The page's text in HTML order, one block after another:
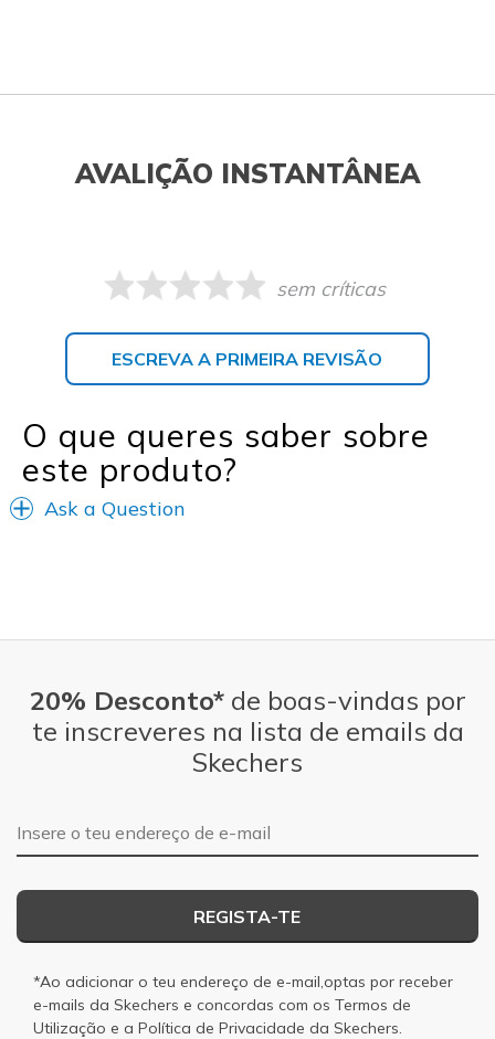
AVALIÇÃO INSTANTÂNEA
sem críticas
ESCREVA A PRIMEIRA REVISÃO
O que queres saber sobre
este produto?
Ask a Question
20% Desconto*de boas-vindas por
te inscreveres na lista de emails da
Skechers
Endereço de e-mail
REGISTA-TE
*Ao adicionar o teu endereço de e-mail,optas por receber
e-mails da Skechers e concordas com os Termos de
Utilização e a Política de Privacidade da Skechers.